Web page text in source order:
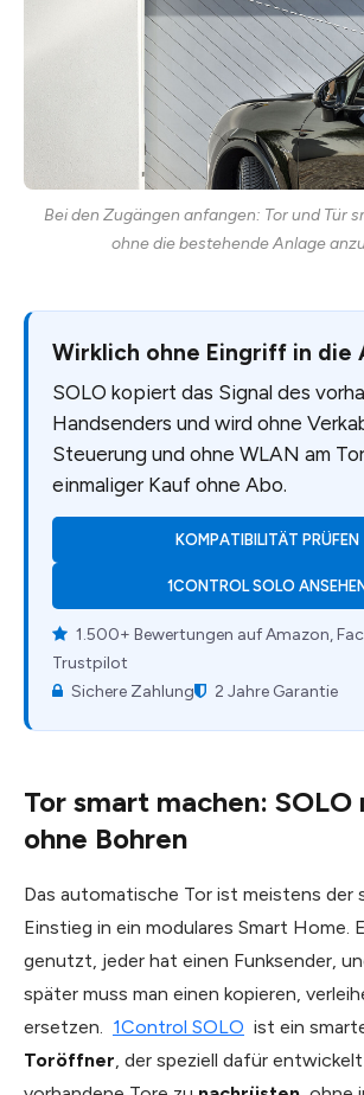
Bei den Zugängen anfangen: Tor und Tür
ohne die bestehende Anlage
Wirklich ohne Eingriff in die
SOLO kopiert das Signal des
Handsenders und wird ohne
Steuerung und ohne WLAN am
einmaliger Kauf ohne Abo.
KOMPATIBILITÄT PRÜFEN
1CONTROL SOLO ANSEHEN
1.500+ Bewertungen auf Amazon,
Trustpilot
Sichere Zahlung
2 Jahre Garantie
Tor smart machen:
ohne Bohren
Das automatische Tor ist meistens der
Einstieg in ein modulares Smart Home.
genutzt, jeder hat einen Funksender,
später muss man einen kopieren,
ersetzen. 1Control SOLO ist ein
Toröffner, der speziell dafür